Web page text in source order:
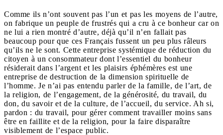
Comme ils n’ont souvent pas l’un et pas les moyens de l’autre,
on fabrique un peuple de frustrés qui a cru à ce bonheur car on
ne lui a rien montré d’autre, déjà qu’il n’en fallait pas
beaucoup pour que ces Français fussent un peu plus râleurs
qu’ils ne le sont. Cette entreprise systémique de réduction du
citoyen à un consommateur dont l’essentiel du bonheur
résiderait dans l’argent et les plaisirs éphémères est une
entreprise de destruction de la dimension spirituelle de
l’homme. Je n’ai pas entendu parler de la famille, de l’art, de
la religion, de l’engagement, de la générosité, du travail, du
don, du savoir et de la culture, de l’accueil, du service. Ah si,
pardon : du travail, pour gérer comment travailler moins sans
être en faillite et de la religion, pour la faire disparaître
visiblement de l’espace public.